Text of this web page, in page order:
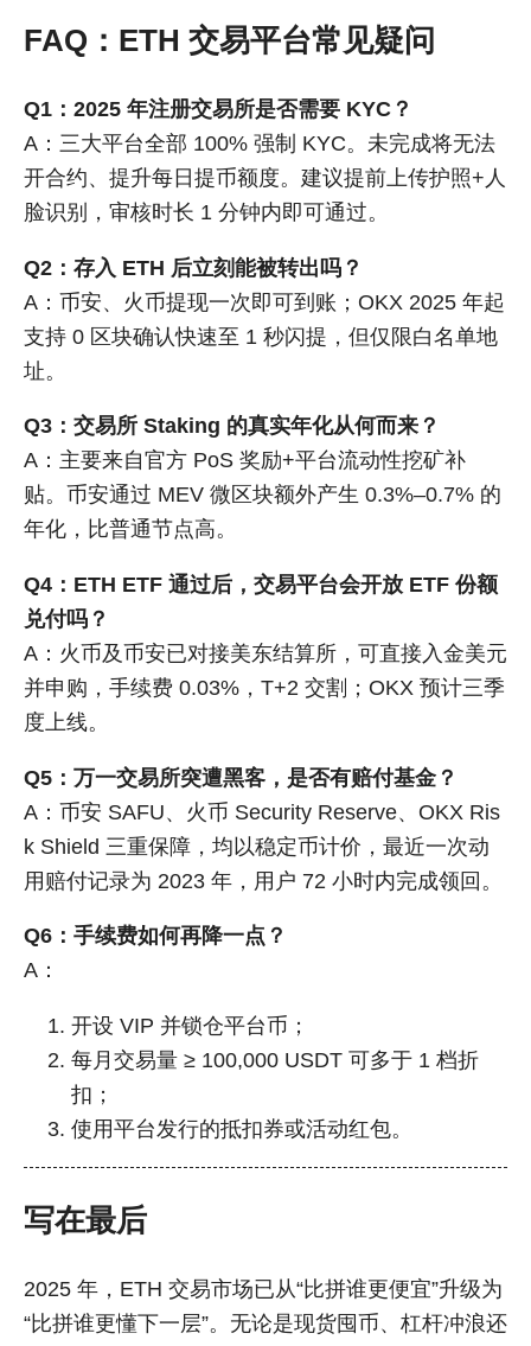
FAQ：ETH 交易平台常见疑问
Q1：2025 年注册交易所是否需要 KYC？
A：三大平台全部 100% 强制 KYC。未完成将无法
开合约、提升每日提币额度。建议提前上传护照+人
脸识别，审核时长 1 分钟内即可通过。
Q2：存入 ETH 后立刻能被转出吗？
A：币安、火币提现一次即可到账；OKX 2025 年起
支持 0 区块确认快速至 1 秒闪提，但仅限白名单地
址。
Q3：交易所 Staking 的真实年化从何而来？
A：主要来自官方 PoS 奖励+平台流动性挖矿补
贴。币安通过 MEV 微区块额外产生 0.3%–0.7% 的
年化，比普通节点高。
Q4：ETH ETF 通过后，交易平台会开放 ETF 份额
兑付吗？
A：火币及币安已对接美东结算所，可直接入金美元
并申购，手续费 0.03%，T+2 交割；OKX 预计三季
度上线。
Q5：万一交易所突遭黑客，是否有赔付基金？
A：币安 SAFU、火币 Security Reserve、OKX Ris
k Shield 三重保障，均以稳定币计价，最近一次动
用赔付记录为 2023 年，用户 72 小时内完成领回。
Q6：手续费如何再降一点？
A：
开设 VIP 并锁仓平台币；
每月交易量 ≥ 100,000 USDT 可多于 1 档折
扣；
使用平台发行的抵扣券或活动红包。
写在最后
2025 年，ETH 交易市场已从“比拼谁更便宜”升级为
“比拼谁更懂下一层”。无论是现货囤币、杠杆冲浪还